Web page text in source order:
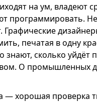
на ум, владеют
программировать.
Графические
печатая в одну
знают, сколько
О промышленных
— хорошая проверка